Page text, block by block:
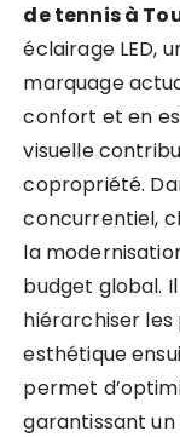
de tennis à
éclairage LED,
marquage
confort et en
visuelle
copropriété.
concurrentiel,
la
budget global.
hiérarchiser les
esthétique
permet
garantissant